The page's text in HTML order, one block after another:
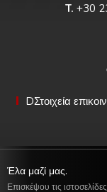
T. +30
DΣτοιχεία
Έλα μαζί μας.
Επισκέψου τις